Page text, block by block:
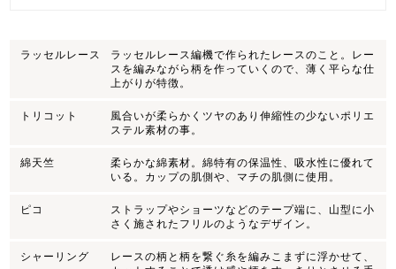
ラッセルレース
ラッセルレース編機で作られたレースのこと。レー
スを編みながら柄を作っていくので、薄く平らな仕
上がりが特徴。
トリコット
風合いが柔らかくツヤのあり伸縮性の少ないポリエ
ステル素材の事。
綿天竺
柔らかな綿素材。綿特有の保温性、吸水性に優れて
いる。カップの肌側や、マチの肌側に使用。
ピコ
ストラップやショーツなどのテープ端に、山型に小
さく施されたフリルのようなデザイン。
シャーリング
レースの柄と柄を繋ぐ糸を編みこまずに浮かせて、